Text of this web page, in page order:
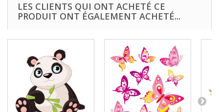
LES CLIENTS QUI ONT ACHETÉ CE
PRODUIT ONT ÉGALEMENT ACHETÉ...